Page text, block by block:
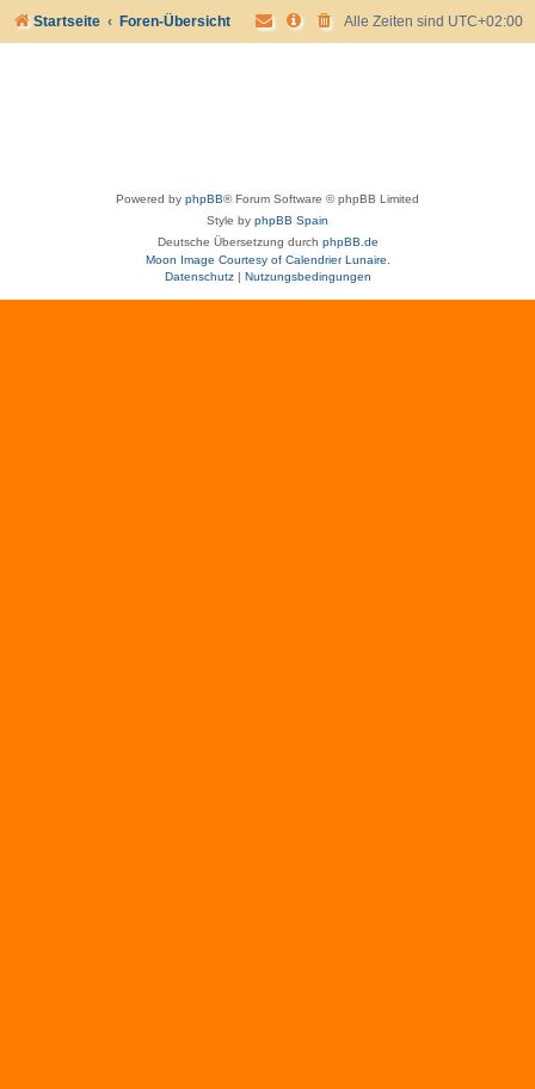
Startseite Foren-Übersicht Alle Zeiten sind UTC+02:00
Powered by phpBB® Forum Software © phpBB Limited
Style by phpBB Spain
Deutsche Übersetzung durch phpBB.de
Moon Image Courtesy of Calendrier Lunaire.
Datenschutz| Nutzungsbedingungen